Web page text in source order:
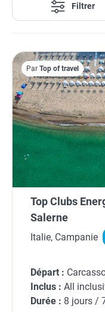
Filtrer
Par Top of travel
Top Clubs
Salerne
Italie, Campanie
Départ :
Inclus : All
Durée : 8 jours /